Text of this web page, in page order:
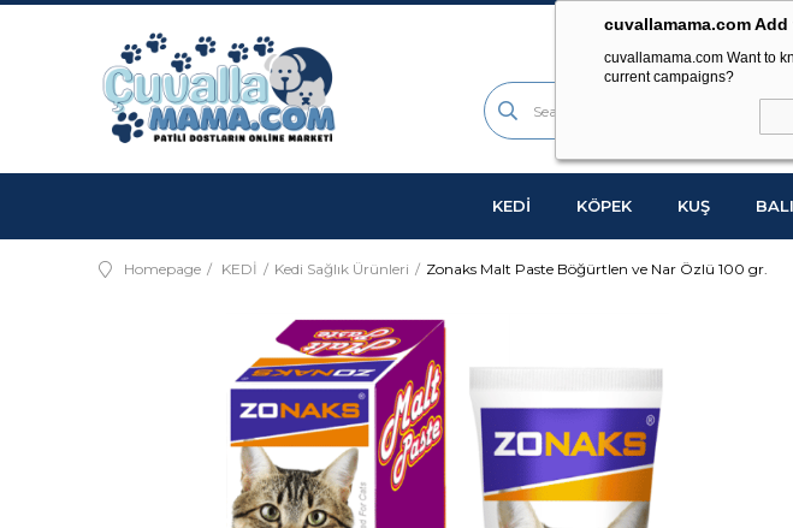
cuvallamama.com
cuvallamama.com Want to
current campaigns?
KEDİ KÖPEK KUŞ
Homepage KEDİ Kedi Sağlık Ürünleri Zonaks Malt Paste Böğürtlen ve Nar Özlü 100 gr.